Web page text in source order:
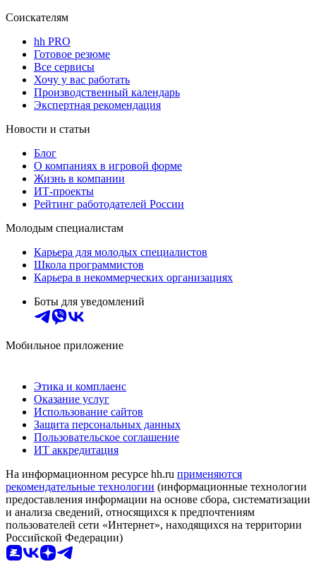
Соискателям
hh PRO
Готовое резюме
Все сервисы
Хочу у вас работать
Производственный календарь
Экспертная рекомендация
Новости и статьи
Блог
О компаниях в игровой форме
Жизнь в компании
ИТ-проекты
Рейтинг работодателей России
Молодым специалистам
Карьера для молодых специалистов
Школа программистов
Карьера в некоммерческих организациях
Боты для уведомлений
Мобильное приложение
Этика и комплаенс
Оказание услуг
Использование сайтов
Защита персональных данных
Пользовательское соглашение
ИТ аккредитация
На информационном ресурсе hh.ru применяются
рекомендательные технологии (информационные технологии
предоставления информации на основе сбора, систематизации
и анализа сведений, относящихся к предпочтениям
пользователей сети «Интернет», находящихся на территории
Российской Федерации)